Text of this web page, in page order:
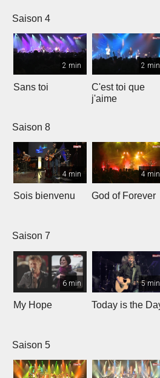
Saison 4
2 min
Sans toi
2 min
C'est toi que
j'aime
Saison 8
4 min
Sois bienvenu
4 min
God of Forever
Saison 7
6 min
My Hope
5 min
Today is the
Saison 5